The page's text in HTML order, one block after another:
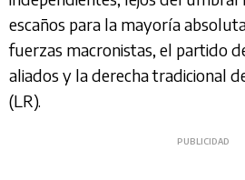
escaños para la mayoría
fuerzas macronistas, el partido
aliados y la derecha tradicional
(LR).